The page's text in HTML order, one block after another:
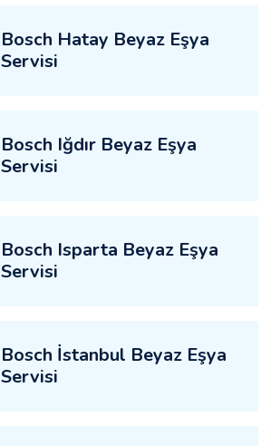
Bosch Hatay Beyaz Eşya
Servisi
Bosch Iğdır Beyaz Eşya
Servisi
Bosch Isparta Beyaz Eşya
Servisi
Bosch İstanbul Beyaz Eşya
Servisi